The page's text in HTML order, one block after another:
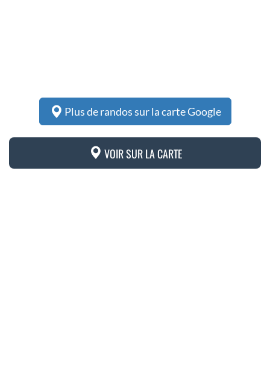
Plus de randos sur la carte Google
VOIR SUR LA CARTE